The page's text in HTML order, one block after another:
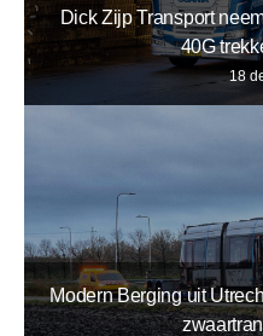
Dick Zijp Transport
40G
18
Modern Berging uit